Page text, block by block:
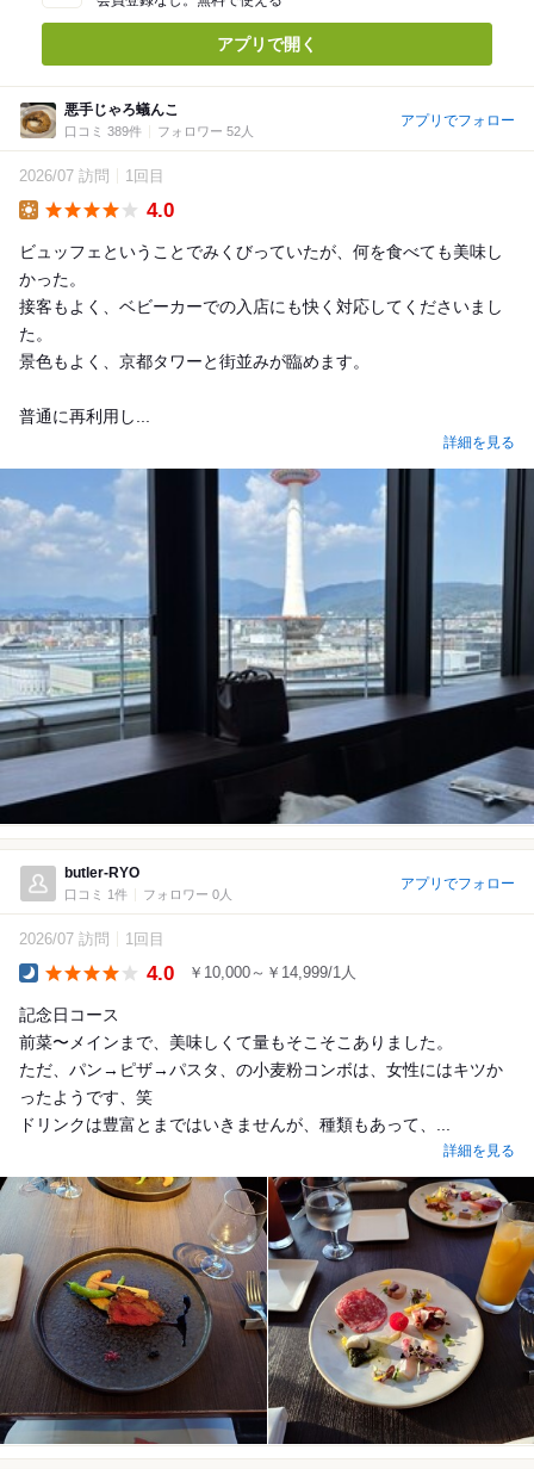
アプリで開く
悪手じゃろ蟻んこ
口コミ 389件 フォロワー 52人
アプリでフォロー
2026/07 訪問 1回目
4.0
ビュッフェということでみくびっていたが、何を食べても美味し
かった。
接客もよく、ベビーカーでの入店にも快く対応してくださいまし
た。
景色もよく、京都タワーと街並みが臨めます。
普通に再利用し...
詳細を見る
butler-RYO
口コミ 1件 フォロワー 0人
アプリでフォロー
2026/07 訪問 1回目
4.0 ￥10,000～￥14,999/1人
記念日コース
前菜〜メインまで、美味しくて量もそこそこありました。
ただ、パン→ピザ→パスタ、の小麦粉コンボは、女性にはキツか
ったようです、笑
ドリンクは豊富とまではいきませんが、種類もあって、...
詳細を見る